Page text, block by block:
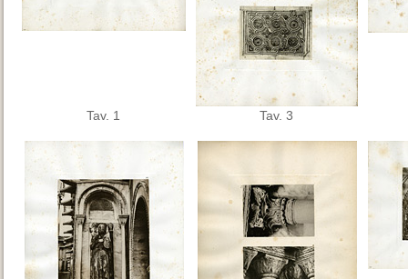
Tav. 1 Tav. 3